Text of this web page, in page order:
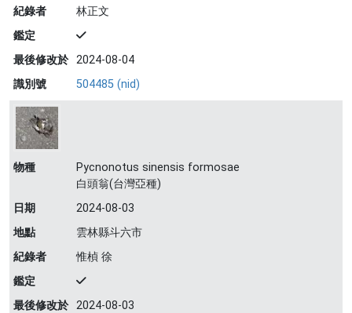
紀錄者
林正文
鑑定
最後修改於 2024-08-04
識別號
504485 (nid)
物種
Pycnonotus sinensis formosae
白頭翁(台灣亞種)
日期
2024-08-03
地點
雲林縣斗六市
紀錄者
惟楨 徐
鑑定
最後修改於 2024-08-03